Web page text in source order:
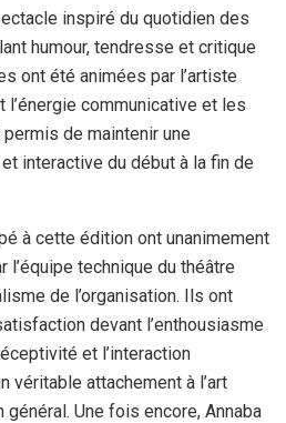
inspiré du quotidien des
humour, tendresse et critique
ont été animées par l’artiste
l’énergie communicative et les
de maintenir une
interactive du début à la fin de
à cette édition ont unanimement
l’équipe technique du théâtre
de l’organisation. Ils ont
devant l’enthousiasme
et l’interaction
véritable attachement à l’art
Une fois encore, Annaba